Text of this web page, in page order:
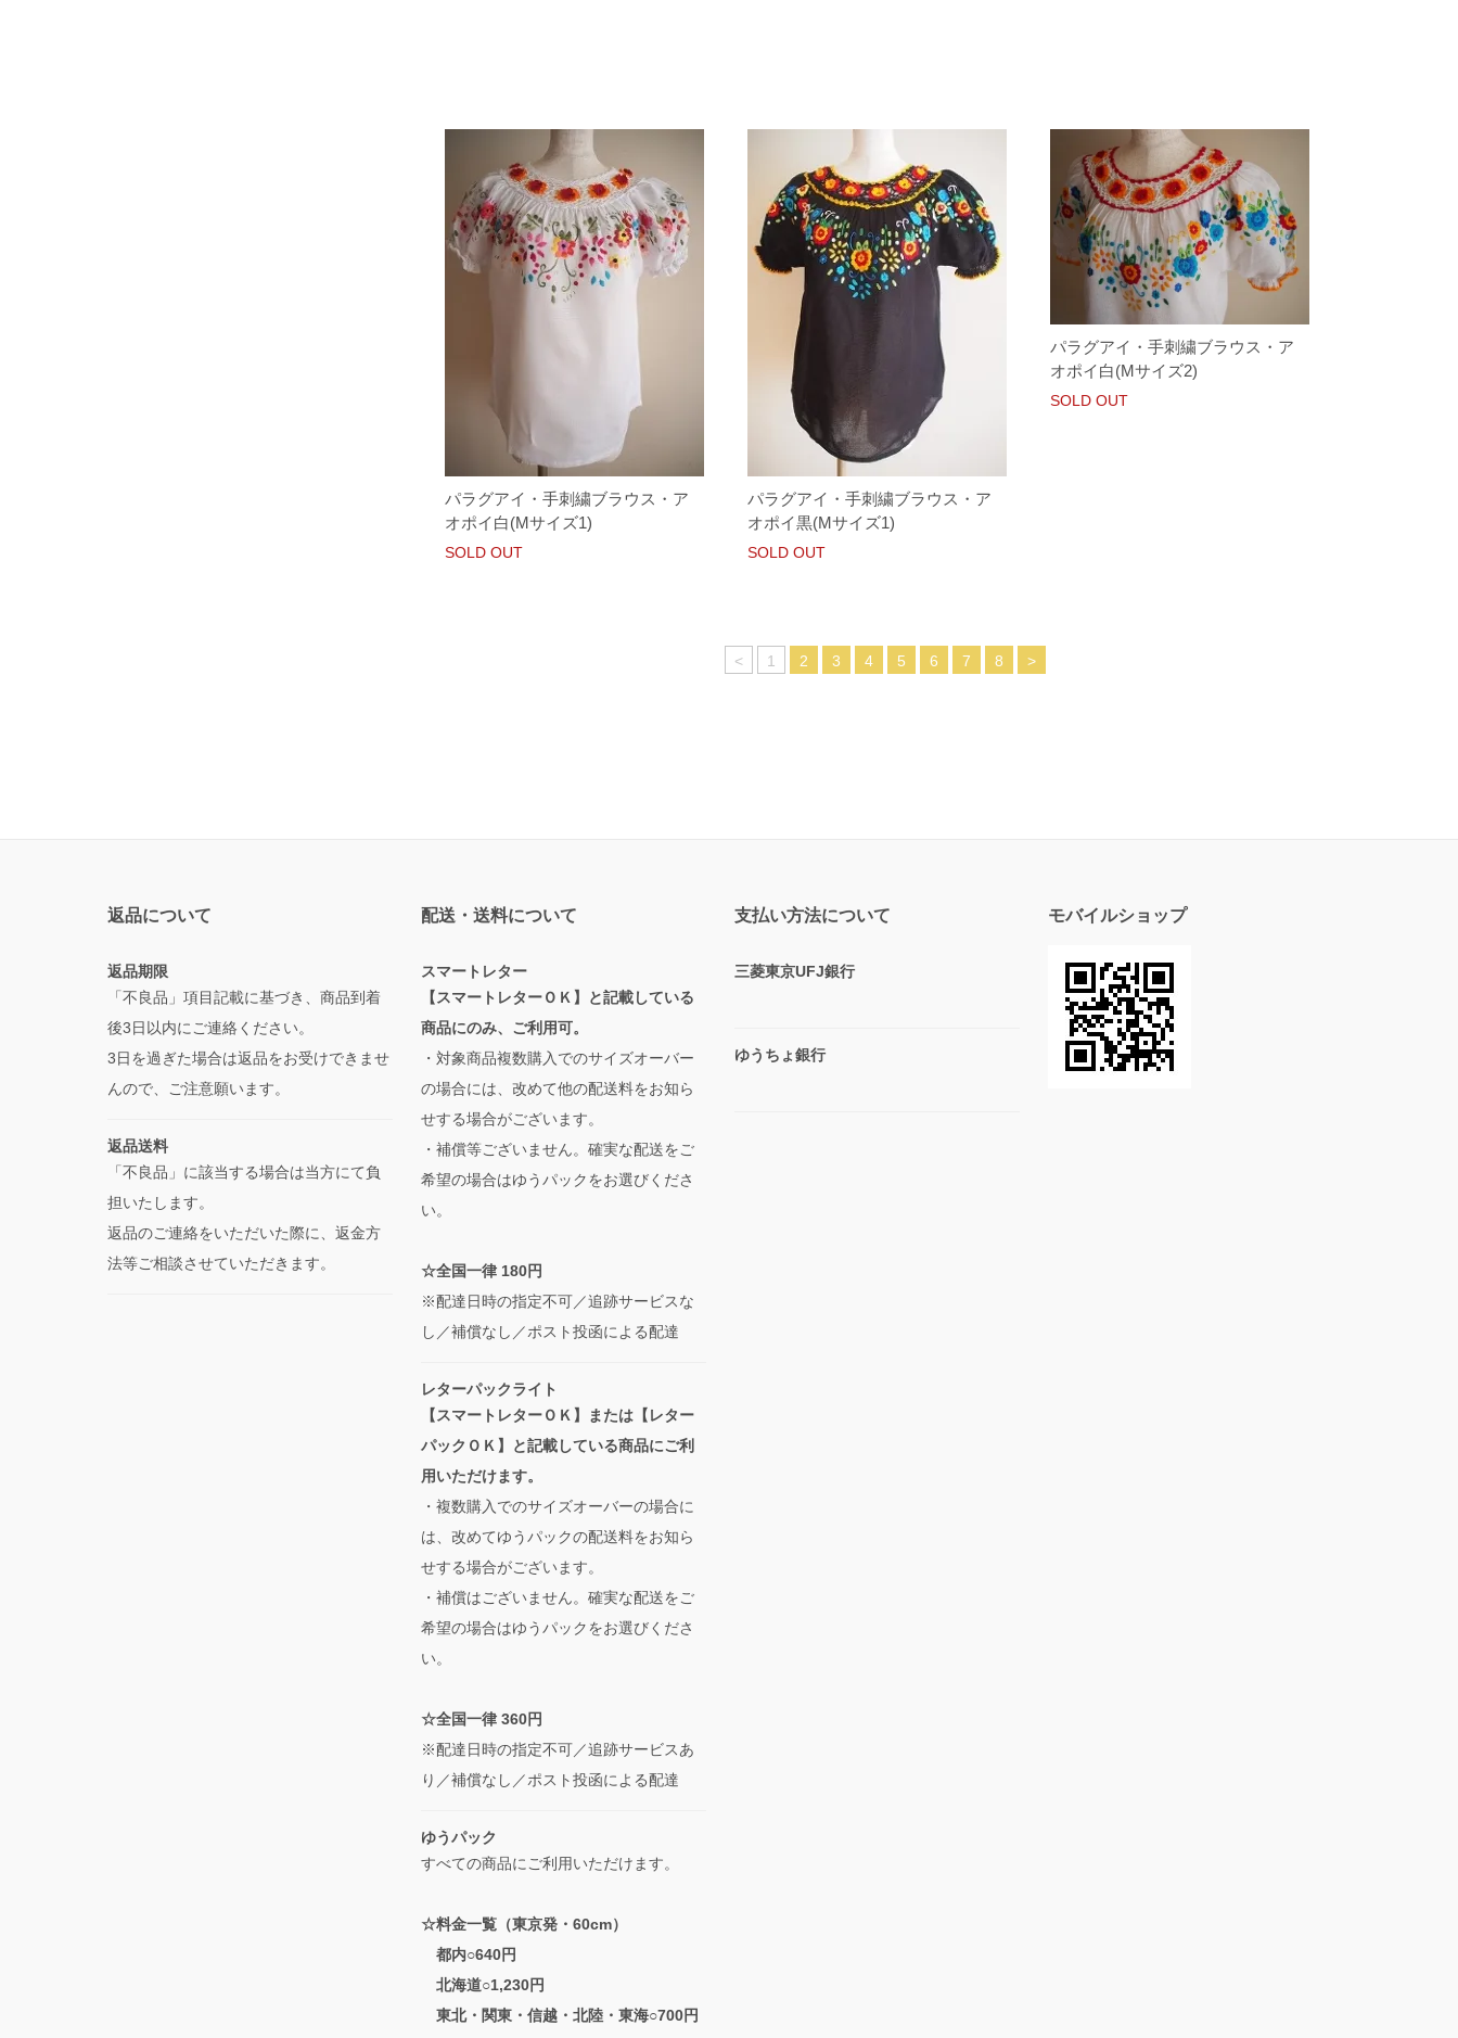
パラグアイ・手刺繍ブラウス・ア
オポイ白(Mサイズ1)
SOLD OUT
パラグアイ・手刺繍ブラウス・ア
オポイ黒(Mサイズ1)
SOLD OUT
パラグアイ・手刺繍ブラウス・ア
オポイ白(Mサイズ2)
SOLD OUT
< 1 2 3 4 5 6 7 8 >
返品について
返品期限
「不良品」項目記載に基づき、商品到着
後3日以内にご連絡ください。
3日を過ぎた場合は返品をお受けできませ
んので、ご注意願います。
返品送料
「不良品」に該当する場合は当方にて負
担いたします。
返品のご連絡をいただいた際に、返金方
法等ご相談させていただきます。
配送・送料について
スマートレター
【スマートレターＯＫ】と記載している
商品にのみ、ご利用可。
・対象商品複数購入でのサイズオーバー
の場合には、改めて他の配送料をお知ら
せする場合がございます。
・補償等ございません。確実な配送をご
希望の場合はゆうパックをお選びくださ
い。
☆全国一律 180円
※配達日時の指定不可／追跡サービスな
し／補償なし／ポスト投函による配達
レターパックライト
【スマートレターＯＫ】または【レター
パックＯＫ】と記載している商品にご利
用いただけます。
・複数購入でのサイズオーバーの場合に
は、改めてゆうパックの配送料をお知ら
せする場合がございます。
・補償はございません。確実な配送をご
希望の場合はゆうパックをお選びくださ
い。
☆全国一律 360円
※配達日時の指定不可／追跡サービスあ
り／補償なし／ポスト投函による配達
ゆうパック
すべての商品にご利用いただけます。
☆料金一覧（東京発・60cm）
都内○640円
北海道○1,230円
東北・関東・信越・北陸・東海○700円
支払い方法について
三菱東京UFJ銀行
ゆうちょ銀行
モバイルショップ